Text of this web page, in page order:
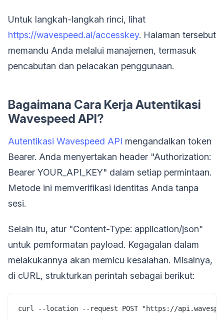
Untuk langkah-langkah rinci, lihat
https://wavespeed.ai/accesskey. Halaman tersebut
memandu Anda melalui manajemen, termasuk
pencabutan dan pelacakan penggunaan.
Bagaimana Cara Kerja Autentikasi
Wavespeed API?
Autentikasi Wavespeed API mengandalkan token
Bearer. Anda menyertakan header "Authorization:
Bearer YOUR_API_KEY" dalam setiap permintaan.
Metode ini memverifikasi identitas Anda tanpa
sesi.
Selain itu, atur "Content-Type: application/json"
untuk pemformatan payload. Kegagalan dalam
melakukannya akan memicu kesalahan. Misalnya,
di cURL, strukturkan perintah sebagai berikut:
curl --location --request POST "https://